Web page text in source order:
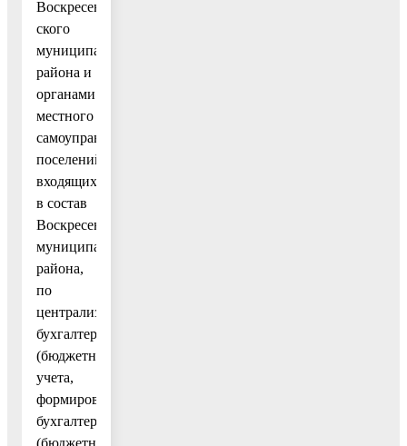
Воскресен-
ского
муниципального
района и
органами
местного
самоуправления
поселений,
входящих
в состав
Воскресенского
муниципального
района,
по
централизации
бухгалтерского
(бюджетного)
учета,
формированию
бухгалтерской
(бюджетной)